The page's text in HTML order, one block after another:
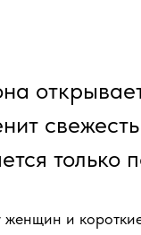
только
и